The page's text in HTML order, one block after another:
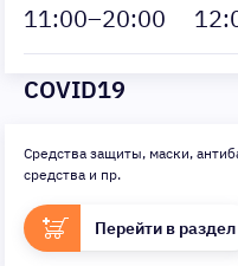
11:00–20:00 12
COVID19
Средства защиты, маски,
средства и пр.
Перейти в раздел